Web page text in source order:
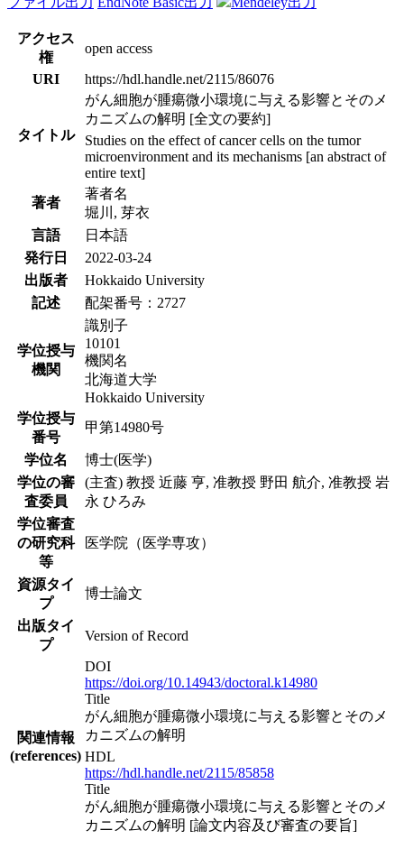
アクセス
権
open access
URI
https://hdl.handle.net/2115/86076
タイトル
がん細胞が腫瘍微小環境に与える影響とそのメ
カニズムの解明 [全文の要約]
Studies on the effect of cancer cells on the tumor
microenvironment and its mechanisms [an abstract of
entire text]
著者
著者名
堀川, 芽衣
言語
日本語
発行日
2022-03-24
出版者
Hokkaido University
記述
配架番号：2727
学位授与
機関
識別子
10101
機関名
北海道大学
Hokkaido University
学位授与
番号
甲第14980号
学位名
博士(医学)
学位の審
査委員
(主査) 教授 近藤 亨, 准教授 野田 航介, 准教授 岩
永 ひろみ
学位審査
の研究科
等
医学院（医学専攻）
資源タイ
プ
博士論文
出版タイ
プ
Version of Record
関連情報
(references)
DOI
https://doi.org/10.14943/doctoral.k14980
Title
がん細胞が腫瘍微小環境に与える影響とそのメ
カニズムの解明
HDL
https://hdl.handle.net/2115/85858
Title
がん細胞が腫瘍微小環境に与える影響とそのメ
カニズムの解明 [論文内容及び審査の要旨]